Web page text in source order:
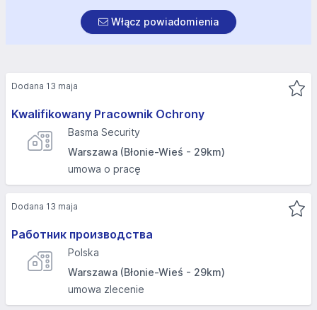
Włącz powiadomienia
Kwalifikowany Pracownik Ochrony
Basma Security
Warszawa (Błonie-Wieś - 29km)
umowa o pracę
Dodana 13 maja
Работник производства
Polska
Warszawa (Błonie-Wieś - 29km)
umowa zlecenie
Dodana 13 maja